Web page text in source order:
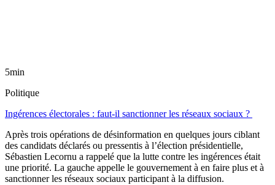
5min
Politique
Ingérences électorales : faut-il sanctionner les réseaux sociaux ?
Après trois opérations de désinformation en quelques jours ciblant
des candidats déclarés ou pressentis à l’élection présidentielle,
Sébastien Lecornu a rappelé que la lutte contre les ingérences était
une priorité. La gauche appelle le gouvernement à en faire plus et à
sanctionner les réseaux sociaux participant à la diffusion.